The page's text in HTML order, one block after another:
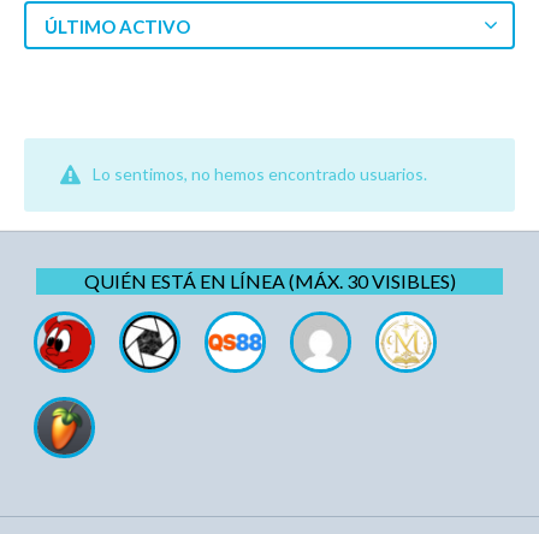
ÚLTIMO ACTIVO
Lo sentimos, no hemos encontrado usuarios.
QUIÉN ESTÁ EN LÍNEA (MÁX. 30 VISIBLES)